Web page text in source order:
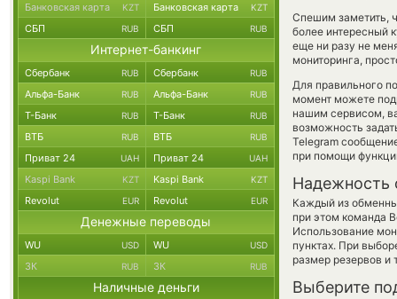
Спешим заметить,
более интересный
еще ни разу не
мониторинга,
Для правильного
момент можете
нашим сервисом,
возможность
Telegram
при помощи
Надежность
Каждый из
при этом команда
Использование
пунктах. При
размер резервов и
Выберите
Банковская карта KZT Банковская карта KZT
СБП RUB СБП RUB
Интернет-банкинг
Сбербанк RUB Сбербанк RUB
Альфа-Банк RUB Альфа-Банк RUB
Т-Банк RUB Т-Банк RUB
ВТБ RUB ВТБ RUB
Приват 24 UAH Приват 24 UAH
Kaspi Bank KZT Kaspi Bank KZT
Revolut EUR Revolut EUR
Денежные переводы
WU USD WU USD
ЗК RUB ЗК RUB
Наличные деньги